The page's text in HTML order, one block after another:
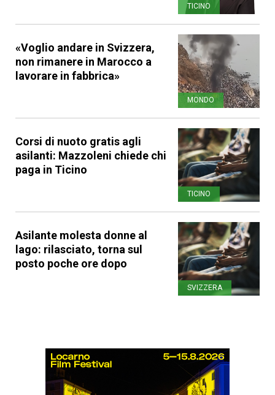
TICINO
«Voglio andare in Svizzera,
non rimanere in Marocco a
lavorare in fabbrica»
MONDO
Corsi di nuoto gratis agli
asilanti: Mazzoleni chiede chi
paga in Ticino
TICINO
Asilante molesta donne al
lago: rilasciato, torna sul
posto poche ore dopo
SVIZZERA